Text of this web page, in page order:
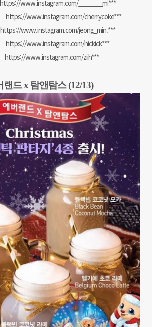
https://www.instagram.com/________mi***
https://www.instagram.com/cherrycoke***
https://www.instagram.com/jeong_min.***
https://www.instagram.com/nickick***
https://www.instagram.com/ziih***
랜드 x 탐앤탐스 (12/13)